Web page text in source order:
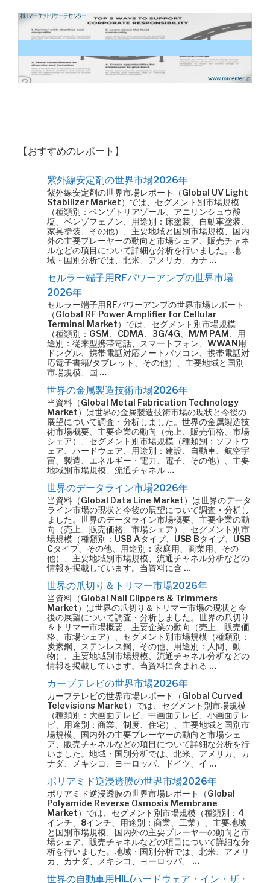
【おすすめのレポート】
紫外線安定剤の世界市場2026年
紫外線安定剤の世界市場レポート（Global UV Light
Stabilizer Market）では、セグメント別市場規模
（種類別：ベンゾトリアゾール、アニリンシュウ酸
塩、ベンゾフェノン、用途別：床塗装、自動車塗装、
家具塗装、その他）、主要地域と国別市場規模、国内
外の主要プレーヤーの動向と市場シェア、販売チャネ
ルなどの項目について詳細な分析を行いました。地
域・国別分析では、北米、アメリカ、カナ …
セルラー端子用RFパワーアンプの世界市場
2026年
セルラー端子用RFパワーアンプの世界市場レポート
（Global RF Power Amplifier for Cellular
Terminal Market）では、セグメント別市場規模
（種類別：GSM、CDMA、3G/4G、M/M PAM、用
途別：従来型携帯電話、スマートフォン、WWAN用
ドングル、携帯電話対応ノートパソコン、携帯電話対
応電子書籍/タブレット、その他）、主要地域と国別
市場規模、国 …
世界の金属製造技術市場2026年
当資料（Global Metal Fabrication Technology
Market）は世界の金属製造技術市場の現状と今後の
展望について調査・分析しました。世界の金属製造技
術市場概要、主要企業の動向（売上、販売価格、市場
シェア）、セグメント別市場規模（種類別：ソフトウ
ェア、ハードウェア、用途別：建設、自動車、航空宇
宙、製造、エネルギー・電力、電子、その他）、主要
地域別市場規模、流通チャネル …
世界のデータライン市場2026年
当資料（Global Data Line Market）は世界のデータ
ライン市場の現状と今後の展望について調査・分析し
ました。世界のデータライン市場概要、主要企業の動
向（売上、販売価格、市場シェア）、セグメント別市
場規模（種類別：USB Aタイプ、USB Bタイプ、USB
Cタイプ、その他、用途別：家庭用、商業用、その
他）、主要地域別市場規模、流通チャネル分析などの
情報を掲載しています。当資料に含 …
世界の爪切り＆トリマー市場2026年
当資料（Global Nail Clippers & Trimmers
Market）は世界の爪切り＆トリマー市場の現状と今
後の展望について調査・分析しました。世界の爪切り
＆トリマー市場概要、主要企業の動向（売上、販売価
格、市場シェア）、セグメント別市場規模（種類別：
炭素鋼、ステンレス鋼、その他、用途別：人間、動
物）、主要地域別市場規模、流通チャネル分析などの
情報を掲載しています。当資料に含まれる …
カーブテレビの世界市場2026年
カーブテレビの世界市場レポート（Global Curved
Televisions Market）では、セグメント別市場規模
（種類別：大画面テレビ、中画面テレビ、小画面テレ
ビ、用途別：商業、制度、住宅）、主要地域と国別市
場規模、国内外の主要プレーヤーの動向と市場シェ
ア、販売チャネルなどの項目について詳細な分析を行
いました。地域・国別分析では、北米、アメリカ、カ
ナダ、メキシコ、ヨーロッパ、ドイツ、イ …
ポリアミド逆浸透膜の世界市場2026年
ポリアミド逆浸透膜の世界市場レポート（Global
Polyamide Reverse Osmosis Membrane
Market）では、セグメント別市場規模（種類別：4
インチ、8インチ、用途別：商業、工業）、主要地域
と国別市場規模、国内外の主要プレーヤーの動向と市
場シェア、販売チャネルなどの項目について詳細な分
析を行いました。地域・国別分析では、北米、アメリ
カ、カナダ、メキシコ、ヨーロッパ、 …
世界の自動車用HIL(ハードウェア・イン・ザ・